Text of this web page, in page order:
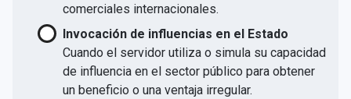
comerciales internacionales.
Invocación de influencias en el Estado
Cuando el servidor utiliza o simula su capacidad
de influencia en el sector público para obtener
un beneficio o una ventaja irregular.